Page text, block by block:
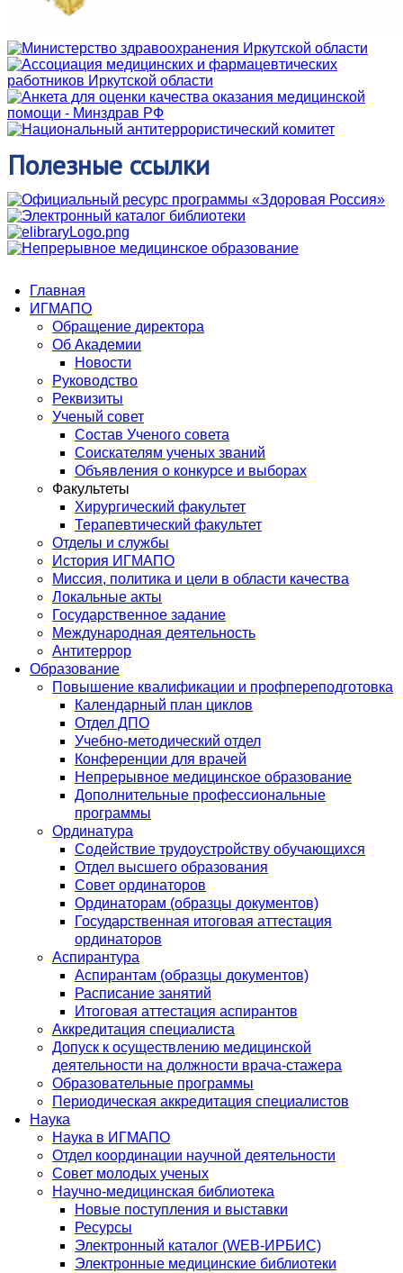
Полезные ссылки
Главная
ИГМАПО
Обращение директора
Об Академии
Новости
Руководство
Реквизиты
Ученый совет
Состав Ученого совета
Соискателям ученых званий
Объявления о конкурсе и выборах
Факультеты
Хирургический факультет
Терапевтический факультет
Отделы и службы
История ИГМАПО
Миссия, политика и цели в области качества
Локальные акты
Государственное задание
Международная деятельность
Антитеррор
Образование
Повышение квалификации и профпереподготовка
Календарный план циклов
Отдел ДПО
Учебно-методический отдел
Конференции для врачей
Непрерывное медицинское образование
Дополнительные профессиональные
программы
Ординатура
Содействие трудоустройству обучающихся
Отдел высшего образования
Совет ординаторов
Ординаторам (образцы документов)
Государственная итоговая аттестация
ординаторов
Аспирантура
Аспирантам (образцы документов)
Расписание занятий
Итоговая аттестация аспирантов
Аккредитация специалиста
Допуск к осуществлению медицинской
деятельности на должности врача-стажера
Образовательные программы
Периодическая аккредитация специалистов
Наука
Наука в ИГМАПО
Отдел координации научной деятельности
Совет молодых ученых
Научно-медицинская библиотека
Новые поступления и выставки
Ресурсы
Электронный каталог (WEB-ИРБИС)
Электронные медицинские библиотеки